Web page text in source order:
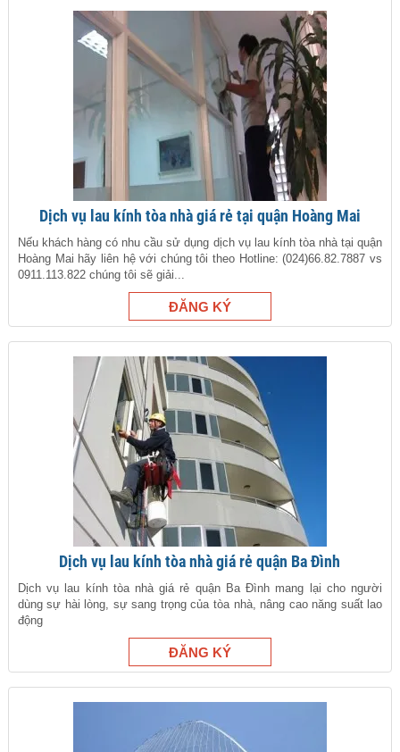
Dịch vụ lau kính tòa nhà giá rẻ tại quận Hoàng Mai
Nếu khách hàng có nhu cầu sử dụng dịch vụ lau kính tòa nhà tại quận
Hoàng Mai hãy liên hệ với chúng tôi theo Hotline: (024)66.82.7887 vs
0911.113.822 chúng tôi sẽ giải...
Dịch vụ lau kính tòa nhà giá rẻ quận Ba Đình
Dịch vụ lau kính tòa nhà giá rẻ quận Ba Đình mang lại cho người
dùng sự hài lòng, sự sang trọng của tòa nhà, nâng cao năng suất lao
động